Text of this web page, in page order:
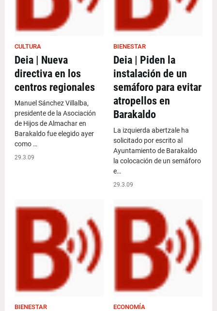
CULTURA
Deia | Nueva
directiva en los
centros regionales
Manuel Sánchez Villalba,
presidente de la Asociación
de Hijos de Almachar en
Barakaldo fue elegido ayer
como …
29.3.09
BIENESTAR
Deia | Piden la
instalación de un
semáforo para evitar
atropellos en
Barakaldo
La izquierda abertzale ha
solicitado por escrito al
Ayuntamiento de Barakaldo
la colocación de un semáforo
e…
29.3.09
BIENESTAR ECONOMÍA